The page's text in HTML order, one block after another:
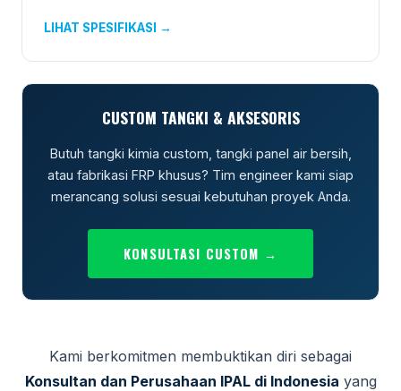
LIHAT SPESIFIKASI →
CUSTOM TANGKI & AKSESORIS
Butuh tangki kimia custom, tangki panel air bersih,
atau fabrikasi FRP khusus? Tim engineer kami siap
merancang solusi sesuai kebutuhan proyek Anda.
KONSULTASI CUSTOM →
Kami berkomitmen membuktikan diri sebagai
Konsultan dan Perusahaan IPAL di Indonesia yang